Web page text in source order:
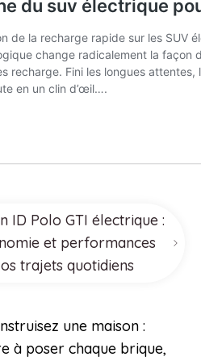
ID Polo GTI électrique :
et performances
trajets quotidiens
une maison :
à poser chaque brique,